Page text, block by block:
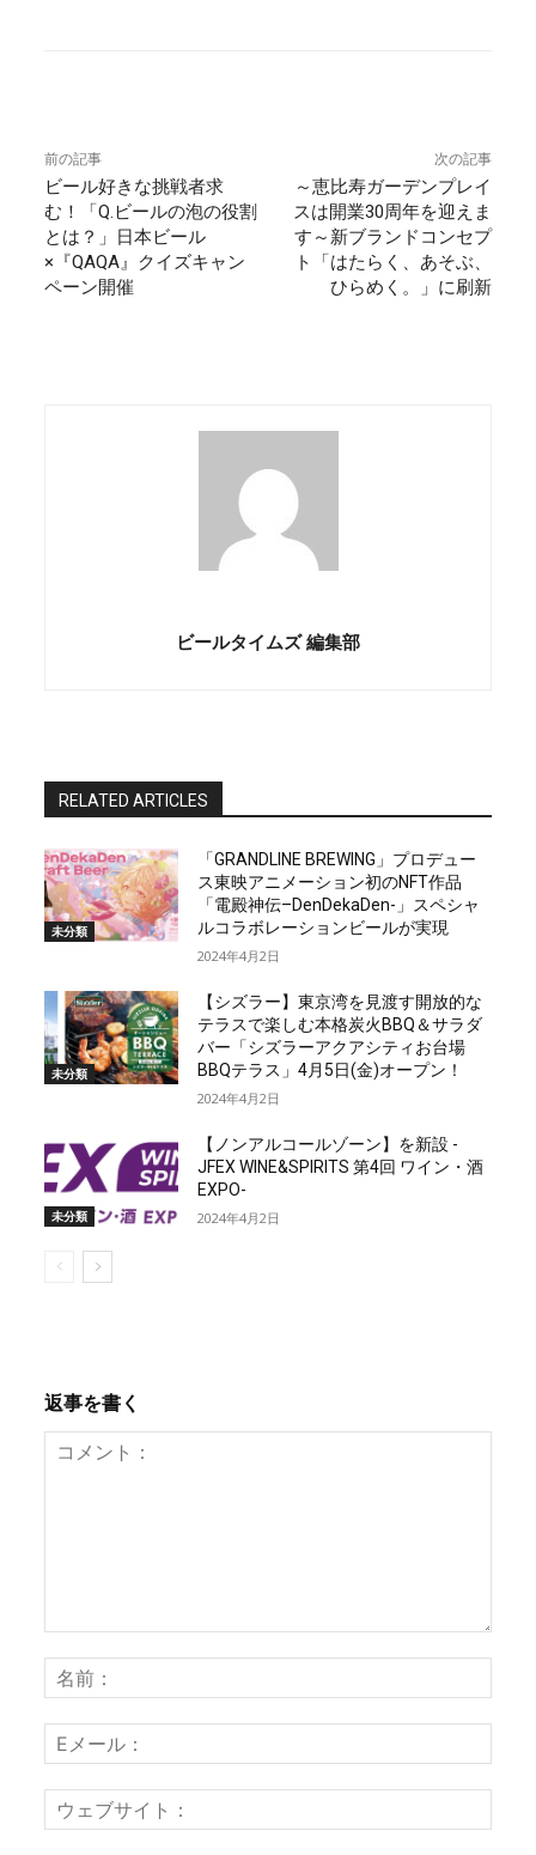
前の記事
ビール好きな挑戦者求
む！「Q.ビールの泡の役割
とは？」日本ビール
×『QAQA』クイズキャン
ペーン開催
次の記事
～恵比寿ガーデンプレイ
スは開業30周年を迎えま
す～新ブランドコンセプ
ト「はたらく、あそぶ、
ひらめく。」に刷新
ビールタイムズ 編集部
RELATED ARTICLES
未分類
「GRANDLINE BREWING」プロデュー
ス東映アニメーション初のNFT作品
「電殿神伝–DenDekaDen-」スペシャ
ルコラボレーションビールが実現
2024年4月2日
未分類
【シズラー】東京湾を見渡す開放的な
テラスで楽しむ本格炭火BBQ＆サラダ
バー「シズラーアクアシティお台場
BBQテラス」4月5日(金)オープン！
2024年4月2日
未分類
【ノンアルコールゾーン】を新設 -
JFEX WINE&SPIRITS 第4回 ワイン・酒
EXPO-
2024年4月2日
返事を書く
メ
ト
：
前
メ
ル
ェ